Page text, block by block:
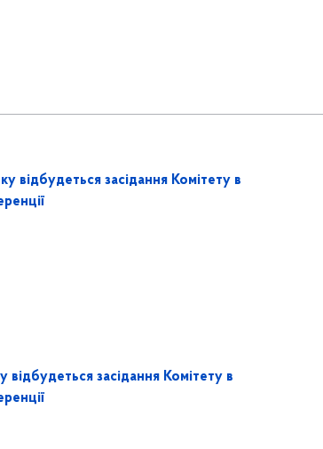
відбудеться засідання Комітету в
засідання Комітету в